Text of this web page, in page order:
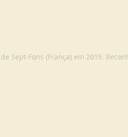
Sept-Fons (França) em 2019.